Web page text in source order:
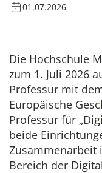
Forschung
Stipendien- und
Publikationen
01.07.2026
Die Hochschule
zum 1. Juli 2026
Professur mit
Europäische
Professur für
beide
Zusammenarbeit
Bereich der